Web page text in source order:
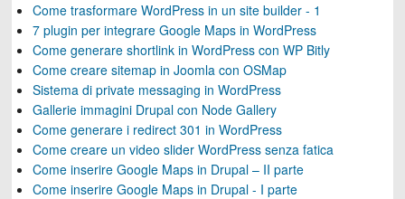
Come trasformare WordPress in un site builder - 1
7 plugin per integrare Google Maps in WordPress
Come generare shortlink in WordPress con WP Bitly
Come creare sitemap in Joomla con OSMap
Sistema di private messaging in WordPress
Gallerie immagini Drupal con Node Gallery
Come generare i redirect 301 in WordPress
Come creare un video slider WordPress senza fatica
Come inserire Google Maps in Drupal – II parte
Come inserire Google Maps in Drupal - I parte